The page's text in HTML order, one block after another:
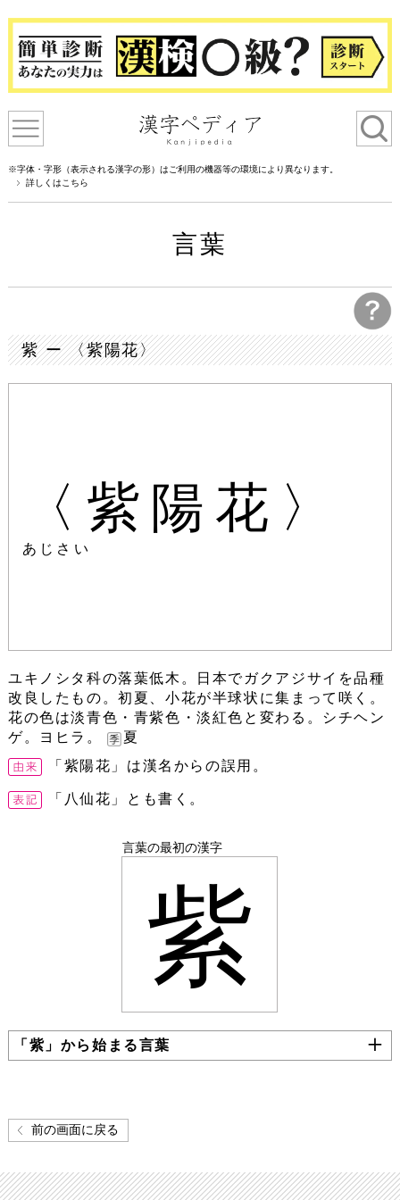
※字体・字形（表示される漢字の形）はご利用の機器等の環境により異なります。
詳しくはこちら
言葉
紫 ー 〈紫陽花〉
〈紫陽花〉
あじさい
ユキノシタ科の落葉低木。日本でガクアジサイを品種
改良したもの。初夏、小花が半球状に集まって咲く。
花の色は淡青色・青紫色・淡紅色と変わる。シチヘン
ゲ。ヨヒラ。
夏
「紫陽花」は漢名からの誤用。
「八仙花」とも書く。
言葉の最初の漢字
紫
「紫」から始まる言葉
前の画面に戻る